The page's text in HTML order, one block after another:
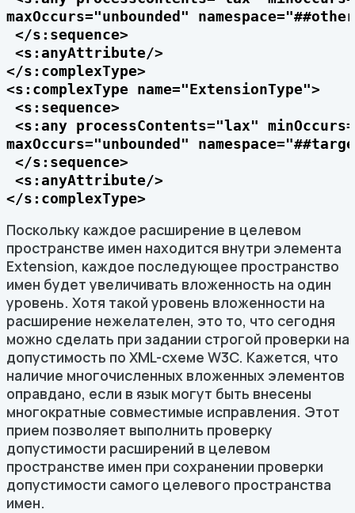
maxOccurs="unbounded"
</s:sequence>
<s:anyAttribute/>
</s:complexType>
<s:complexType name="ExtensionType">
<s:sequence>
<s:any processContents="lax"
maxOccurs="unbounded"
</s:sequence>
<s:anyAttribute/>
</s:complexType>
Поскольку каждое расширение в целевом
пространстве имен находится внутри элемента
Extension, каждое последующее пространство
имен будет увеличивать вложенность на один
уровень. Хотя такой уровень вложенности на
расширение нежелателен, это то, что сегодня
можно сделать при задании строгой проверки на
допустимость по XML-схеме W3C. Кажется, что
наличие многочисленных вложенных элементов
оправдано, если в язык могут быть внесены
многократные совместимые исправления. Этот
прием позволяет выполнить проверку
допустимости расширений в целевом
пространстве имен при сохранении проверки
допустимости самого целевого пространства
имен.